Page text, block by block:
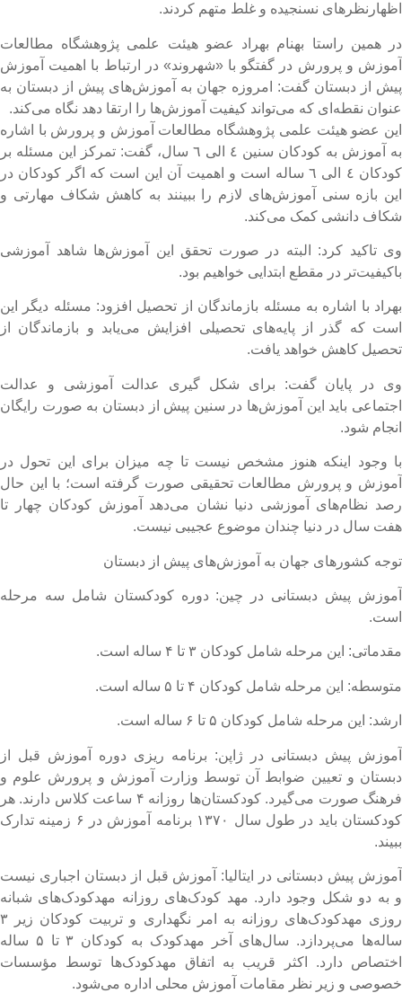
نسنجیده و غلط متهم کردند.
همین راستا بهنام بهراد عضو هیئت علمی پژوهشگاه مطالعات
و پرورش در گفتگو با «شهروند» در ارتباط با اهمیت آموزش
از دبستان گفت: امروزه جهان به آموزش‌های پیش از دبستان به
نقطه‌ای که می‌تواند کیفیت آموزش‌ها را ارتقا دهد نگاه می‌کند.
عضو هیئت علمی پژوهشگاه مطالعات آموزش و پرورش با اشاره
به آموزش به کودکان سنین ٤ الی ٦ سال، گفت: تمرکز این مسئله بر
کودکان ٤ الی ٦ ساله است و اهمیت آن این است که اگر کودکان در
بازه سنی آموزش‌های لازم را ببینند به کاهش شکاف مهارتی و
دانشی کمک می‌کند.
تاکید کرد: البته در صورت تحقق این آموزش‌ها شاهد آموزشی
در مقطع ابتدایی خواهیم بود.
با اشاره به مسئله بازماندگان از تحصیل افزود: مسئله دیگر این
که گذر از پایه‌های تحصیلی افزایش می‌یابد و بازماندگان از
کاهش خواهد یافت.
در پایان گفت: برای شکل گیری عدالت آموزشی و عدالت
باید این آموزش‌ها در سنین پیش از دبستان به صورت رایگان
شود.
وجود اینکه هنوز مشخص نیست تا چه میزان برای این تحول در
و پرورش مطالعات تحقیقی صورت گرفته است؛ با این حال
نظام‌های آموزشی دنیا نشان می‌دهد آموزش کودکان چهار تا
سال در دنیا چندان موضوع عجیبی نیست.
کشورهای جهان به آموزش‌های پیش از دبستان
پیش دبستانی در چین: دوره کودکستان شامل سه مرحله
این مرحله شامل کودکان ۳ تا ۴ ساله است.
این مرحله شامل کودکان ۴ تا ۵ ساله است.
این مرحله شامل کودکان ۵ تا ۶ ساله است.
پیش دبستانی در ژاپن: برنامه ریزی دوره آموزش قبل از
و تعیین ضوابط آن توسط وزارت آموزش و پرورش علوم و
فرهنگ صورت می‌گیرد. کودکستان‌ها روزانه ۴ ساعت کلاس دارند. هر
کودکستان باید در طول سال ۱۳۷۰ برنامه آموزش در ۶ زمینه تدارک
پیش دبستانی در ایتالیا: آموزش قبل از دبستان اجباری نیست
به دو شکل وجود دارد. مهد کودک‌های روزانه مهدکودک‌های شبانه
روزی مهدکودک‌های روزانه به امر نگهداری و تربیت کودکان زیر ۳
ساله‌ها می‌پردازد. سال‌های آخر مهدکودک به کودکان ۳ تا ۵ ساله
دارد. اکثر قریب به اتفاق مهدکودک‌ها توسط مؤسسات
و زیر نظر مقامات آموزش محلی اداره می‌شود.